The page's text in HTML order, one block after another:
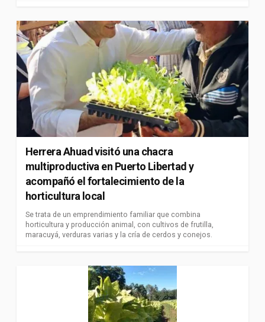
Herrera Ahuad visitó una chacra
multiproductiva en Puerto Libertad y
acompañó el fortalecimiento de la
horticultura local
Se trata de un emprendimiento familiar que combina
horticultura y producción animal, con cultivos de frutilla,
maracuyá, verduras varias y la cría de cerdos y conejos.